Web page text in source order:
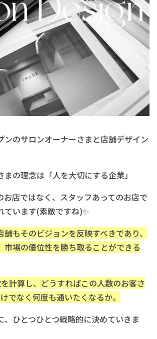
ンのサロンオーナーさまと店舗デザイン
まの理念は「人を大切にする企業」
お店ではなく、スタッフあってのお店で
ています(素敵ですね)✨
舗もそのビジョンを反映すべきであり、
市場の優位性を勝ち取ることができる
計算し、どうすればこの人数のお客さ
でなく何度も通いたくなるか。
、ひとつひとつ戦略的に決めていきま